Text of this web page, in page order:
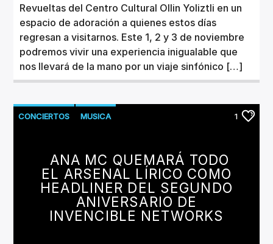
Revueltas del Centro Cultural Ollin Yoliztli en un
espacio de adoración a quienes estos días
regresan a visitarnos. Este 1, 2 y 3 de noviembre
podremos vivir una experiencia inigualable que
nos llevará de la mano por un viaje sinfónico […]
CONCIERTOS MUSICA 1
ANA MC QUEMARÁ TODO
EL ARSENAL LÍRICO COMO
HEADLINER DEL SEGUNDO
ANIVERSARIO DE
INVENCIBLE NETWORKS